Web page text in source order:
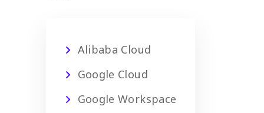
Alibaba Cloud
Google Cloud
Google Workspace